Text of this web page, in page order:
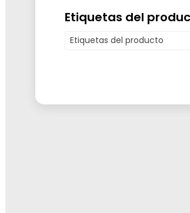
Etiquetas del
Etiquetas del producto